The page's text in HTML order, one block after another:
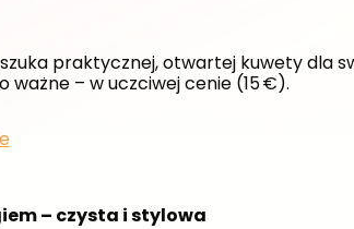
praktycznej, otwartej kuwety dla
– w uczciwej cenie (15 €).
– czysta i stylowa